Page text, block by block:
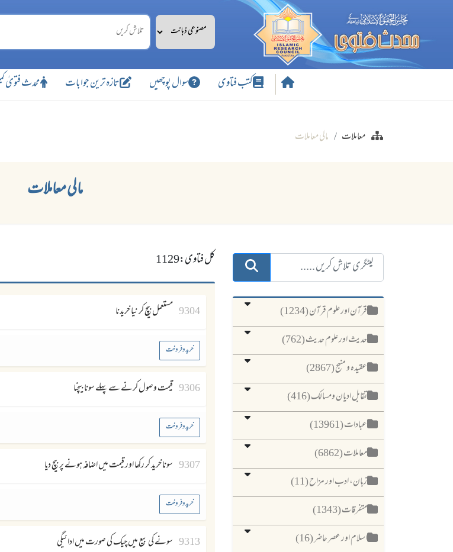
کتب فتاوی سوال پوچھیں تازہ ترین جوابات محدث فتویٰ
معاملات مالی معاملات
مالی معاملات
قرآن اور علوم قرآن (1234)
حدیث اور علوم حدیث (762)
عقیدہ و منہج (2867)
تقابل ادیان ومسالک (416)
عبادات (13961)
معاملات (6862)
زبان، ادب اور مزاح (11)
متفرقات (1343)
اسلام اور عصر حاضر (16)
کل فتاوی:1129
9304 مستعمل بیچ کر نیا خریدنا
خرید وفروخت
9306 قیمت وصول کرنے سے پہلے سونا بیچنا
خرید وفروخت
9307 سونا خرید کر رکھا اور قیمت میں اضافہ ہونے پر بیچ دیا
خرید وفروخت
9313 سونے کی بیع میں چیک کی صورت میں ادائیگی